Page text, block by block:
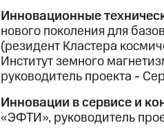
Инновационные
нового поколения для
(резидент Кластера
Институт земного
руководитель проекта -
Инновации в сервисе и
«ЭФТИ», руководитель